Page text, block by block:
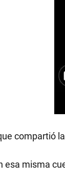
compartió
esa misma